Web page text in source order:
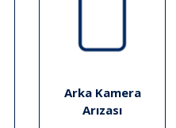
Arka Kamera
Arızası